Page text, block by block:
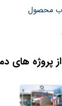
محصول
پروژه های